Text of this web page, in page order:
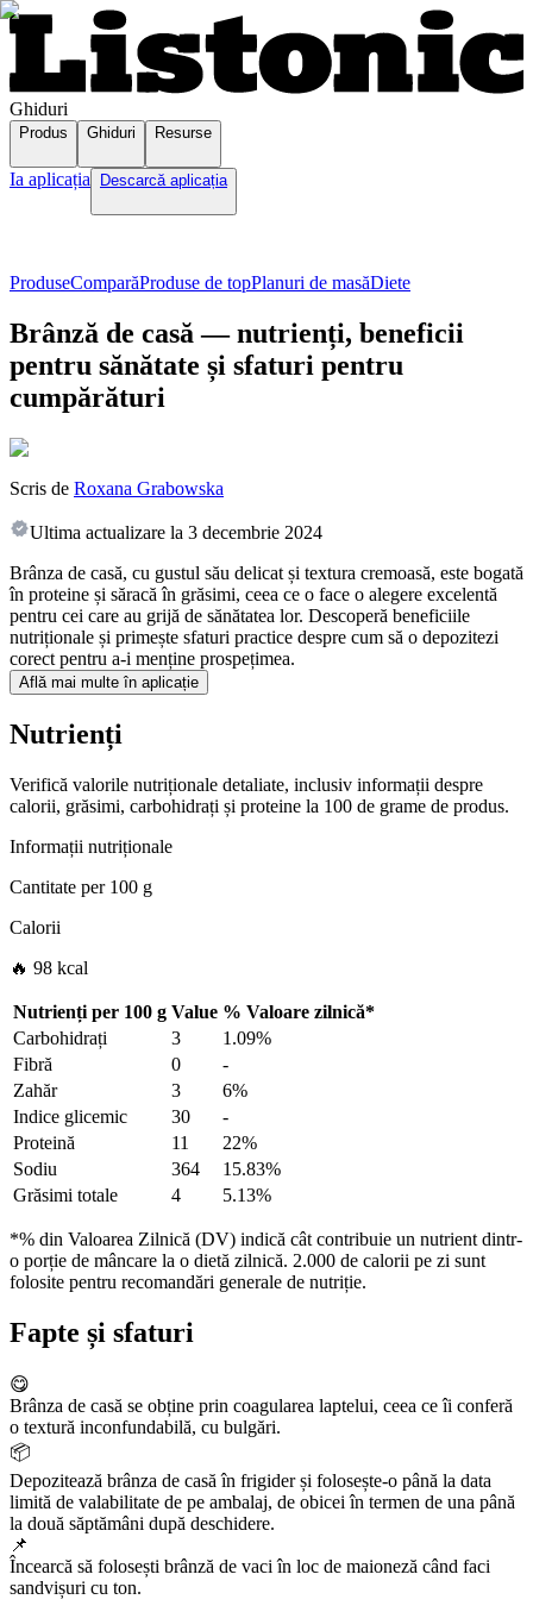
Ghiduri
Produs Ghiduri Resurse
Ia aplicația Descarcă aplicația
ProduseComparăProduse de topPlanuri de masăDiete
Brânză de casă — nutrienți, beneficii
pentru sănătate și sfaturi pentru
cumpărături
Scris de Roxana Grabowska
Ultima actualizare la 3 decembrie 2024
Brânza de casă, cu gustul său delicat și textura cremoasă, este bogată
în proteine și săracă în grăsimi, ceea ce o face o alegere excelentă
pentru cei care au grijă de sănătatea lor. Descoperă beneficiile
nutriționale și primește sfaturi practice despre cum să o depozitezi
corect pentru a-i menține prospețimea.
Află mai multe în aplicație
Nutrienți
Verifică valorile nutriționale detaliate, inclusiv informații despre
calorii, grăsimi, carbohidrați și proteine la 100 de grame de produs.
Informații nutriționale
Cantitate per100 g
Calorii
🔥 98 kcal
Nutrienți per 100 g Value % Valoare zilnică*
Carbohidrați
3
1.09%
Fibră
0
-
Zahăr
3
6%
Indice glicemic
30
-
Proteină
11
22%
Sodiu
364
15.83%
Grăsimi totale
4 5.13%
*% din Valoarea Zilnică (DV) indică cât contribuie un nutrient dintr-
o porție de mâncare la o dietă zilnică. 2.000 de calorii pe zi sunt
folosite pentru recomandări generale de nutriție.
Fapte și sfaturi
😋
Brânza de casă se obține prin coagularea laptelui, ceea ce îi conferă
o textură inconfundabilă, cu bulgări.
📦
Depozitează brânza de casă în frigider și folosește-o până la data
limită de valabilitate de pe ambalaj, de obicei în termen de una până
la două săptămâni după deschidere.
📌
Încearcă să folosești brânză de vaci în loc de maioneză când faci
sandvișuri cu ton.